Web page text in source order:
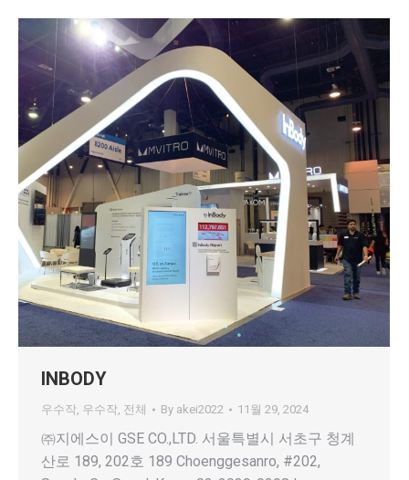
INBODY
우수작, 우수작, 전체 By akei2022 11월 29, 2024
㈜지에스이 GSE CO.,LTD. 서울특별시 서초구 청계
산로 189, 202호 189 Choenggesanro, #202,